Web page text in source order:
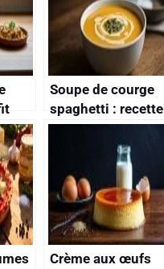
3
Soupe de courge
spaghetti : recette
savoureuse étape
Crème aux œufs